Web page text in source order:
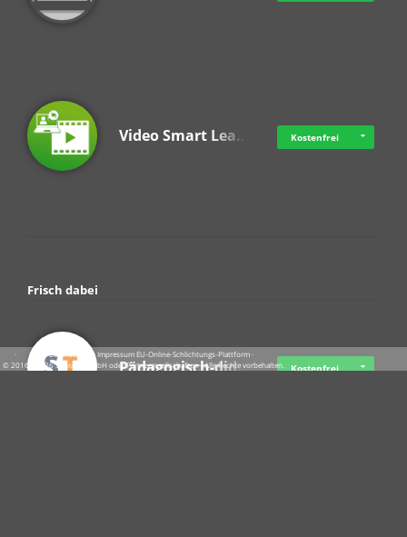
Video Smart Lea… Kostenfrei
Frisch dabei
Pädagogisch-did… Kostenfrei
· · ·Datenschutz ·Impressum EU-Online-Schlichtungs-Plattform·
© 2016 - 2026 SupraTix GmbH oder Partnergesellschaften - Alle Rechte vorbehalten.